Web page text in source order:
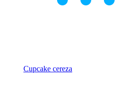
Cupcake cereza